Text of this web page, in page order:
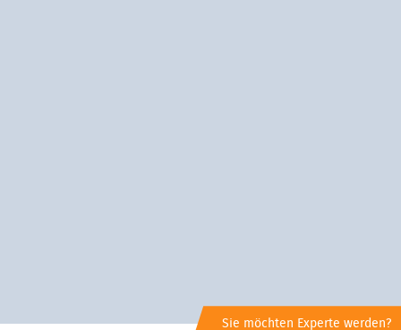
Sie möchten Experte werden?